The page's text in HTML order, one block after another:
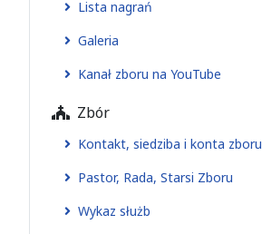
Lista nagrań
Galeria
Kanał zboru na YouTube
Zbór
Kontakt, siedziba i konta zboru
Pastor, Rada, Starsi Zboru
Wykaz służb